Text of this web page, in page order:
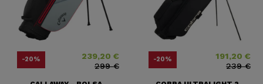
-20% Precio239,20 €
Precio base
299 €
-20% Precio191,20 €
Precio base
239 €